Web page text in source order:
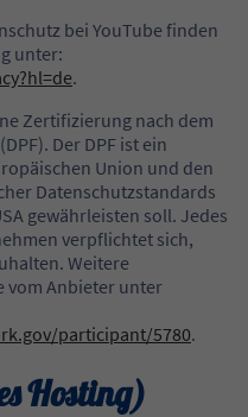
bei YouTube finden
unter:
.
Zertifizierung nach dem
Der DPF ist ein
Union und den
Datenschutzstandards
gewährleisten soll. Jedes
verpflichtet sich,
Weitere
vom Anbieter unter
participant/5780.
Hosting)